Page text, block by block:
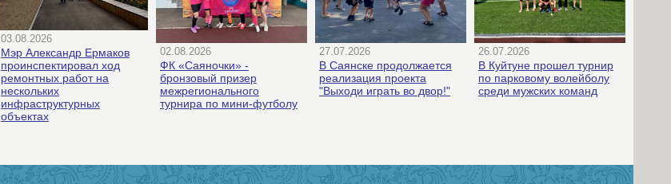
03.08.2026
Мэр Александр Ермаков
проинспектировал ход
ремонтных работ на
нескольких
инфраструктурных
объектах
02.08.2026
ФК «Саяночки» -
бронзовый призер
межрегионального
турнира по мини-футболу
27.07.2026
В Саянске продолжается
реализация проекта
"Выходи играть во двор!"
26.07.2026
В Куйтуне прошел турнир
по парковому волейболу
среди мужских команд